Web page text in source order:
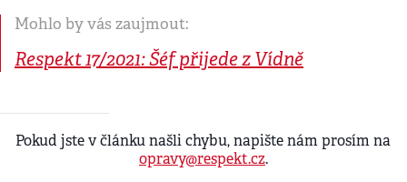
Mohlo by vás zaujmout:
Respekt 17/2021: Šéf přijede z Vídně
Pokud jste v článku našli chybu, napište nám prosím na
opravy@respekt.cz.